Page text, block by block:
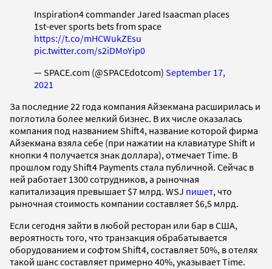
Inspiration4 commander Jared Isaacman places
1st-ever sports bets from space
https://t.co/mHCWukZEsu
pic.twitter.com/s2iDMoYip0
— SPACE.com (@SPACEdotcom) September 17,
2021
За последние 22 года компания Айзекмана расширилась и
поглотила более мелкий бизнес. В их числе оказалась
компания под названием Shift4, название которой фирма
Айзекмана взяла себе (при нажатии на клавиатуре Shift и
кнопки 4 получается знак доллара), отмечает Time. В
прошлом году Shift4 Payments стала публичной. Сейчас в
ней работает 1300 сотрудников, а рыночная
капитализация превышает $7 млрд. WSJ пишет, что
рыночная стоимость компании составляет $6,5 млрд.
Если сегодня зайти в любой ресторан или бар в США,
вероятность того, что транзакция обрабатывается
оборудованием и софтом Shift4, составляет 50%, в отелях
такой шанс составляет примерно 40%, указывает Time.